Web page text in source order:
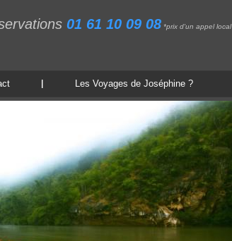
01 61 10 09 08 *prix d'un appel local
Les Voyages de Joséphine ?